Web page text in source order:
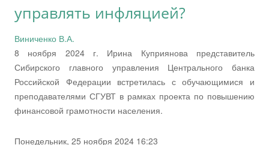
управлять инфляцией?
Виниченко В.А.
8 ноября 2024 г. Ирина Куприянова представитель
Сибирского главного управления Центрального банка
Российской Федерации встретилась с обучающимися и
преподавателями СГУВТ в рамках проекта по повышению
финансовой грамотности населения.
Понедельник, 25 ноября 2024 16:23